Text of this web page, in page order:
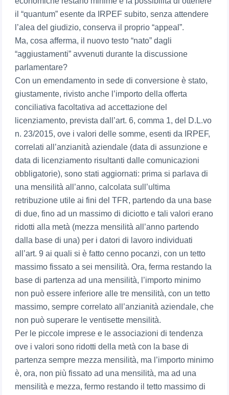
il “quantum” esente da IRPEF subito, senza attendere
l’alea del giudizio, conserva il proprio “appeal”.
Ma, cosa afferma, il nuovo testo “nato” dagli
“aggiustamenti” avvenuti durante la discussione
parlamentare?
Con un emendamento in sede di conversione è stato,
giustamente, rivisto anche l’importo della offerta
conciliativa facoltativa ad accettazione del
licenziamento, prevista dall’art. 6, comma 1, del D.L.vo
n. 23/2015, ove i valori delle somme, esenti da IRPEF,
correlati all’anzianità aziendale (data di assunzione e
data di licenziamento risultanti dalle comunicazioni
obbligatorie), sono stati aggiornati: prima si parlava di
una mensilità all’anno, calcolata sull’ultima
retribuzione utile ai fini del TFR, partendo da una base
di due, fino ad un massimo di diciotto e tali valori erano
ridotti alla metà (mezza mensilità all’anno partendo
dalla base di una) per i datori di lavoro individuati
all’art. 9 ai quali si è fatto cenno pocanzi, con un tetto
massimo fissato a sei mensilità. Ora, ferma restando la
base di partenza ad una mensilità, l’importo minimo
non può essere inferiore alle tre mensilità, con un tetto
massimo, sempre correlato all’anzianità aziendale, che
non può superare le ventisette mensilità.
Per le piccole imprese e le associazioni di tendenza
ove i valori sono ridotti della metà con la base di
partenza sempre mezza mensilità, ma l’importo minimo
è, ora, non più fissato ad una mensilità, ma ad una
mensilità e mezza, fermo restando il tetto massimo di